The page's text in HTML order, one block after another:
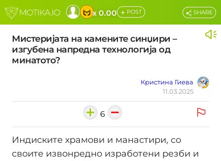
x 0.00 + POST
Мистеријата на камените синџири –
изгубена напредна технологија од
минатото?
Кристина Гиева
11.03.2025
SHARE
6
Индиските храмови и манастири, со
своите извонредно изработени резби и